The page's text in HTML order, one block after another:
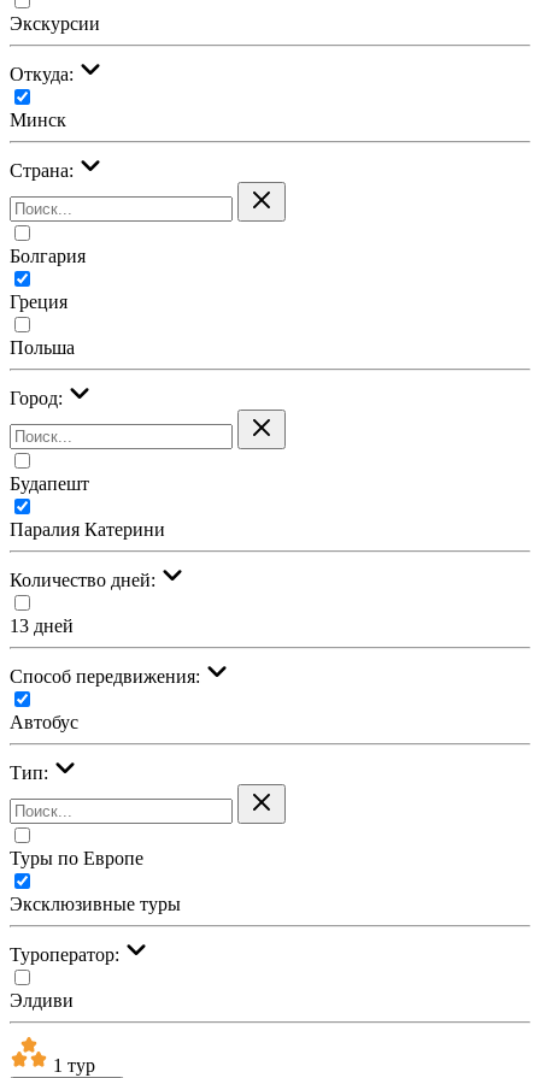
Экскурсии
Откуда:
Минск
Страна:
Болгария
Греция
Польша
Город:
Будапешт
Паралия Катерини
Количество дней:
13 дней
Cпособ передвижения:
Автобус
Тип:
Туры по Европе
Эксклюзивные туры
Туроператор:
Элдиви
1 тур